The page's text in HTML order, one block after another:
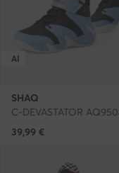
AI
SHAQ
39,99 €